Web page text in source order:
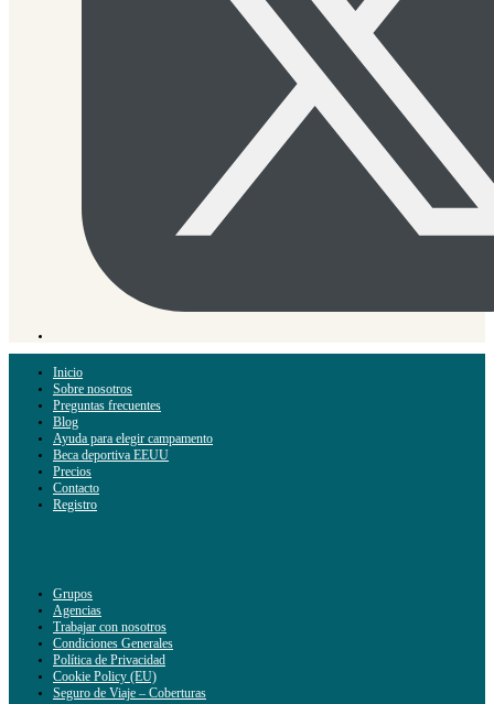
Inicio
Sobre nosotros
Preguntas frecuentes
Blog
Ayuda para elegir campamento
Beca deportiva EEUU
Precios
Contacto
Registro
Grupos
Agencias
Trabajar con nosotros
Condiciones Generales
Política de Privacidad
Cookie Policy (EU)
Seguro de Viaje – Coberturas